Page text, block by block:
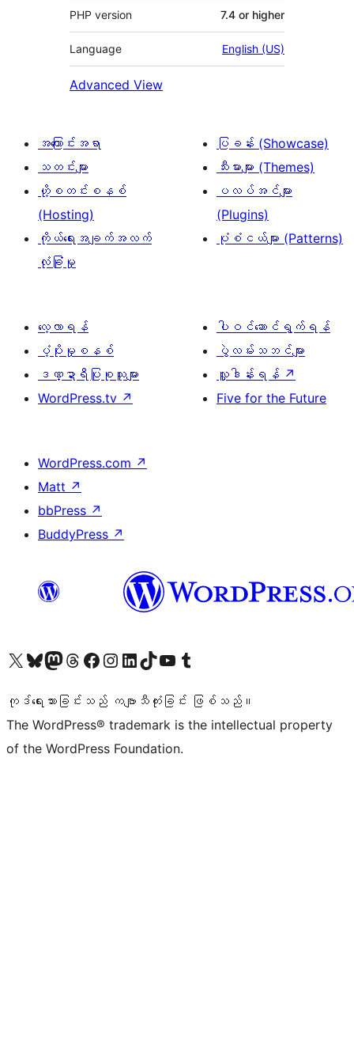
PHP version 7.4 or higher
Language English (US)
Advanced View
အကြောင်းအရာ
သတင်းများ
ဟို့စတင်းစနစ်
(Hosting)
ကိုယ်ရေးအချက်အလက်
လုံခြုံမှု
ပြခန်း (Showcase)
သီးမားများ (Themes)
ပလပ်အင်များ
(Plugins)
ပုံစံငယ်များ (Patterns)
လေ့လာရန်
ပံ့ပိုးမှုစနစ်
ဒဏ္ဍာရီပြုစုသူများ
WordPress.tv ↗
ပါဝင်ဆောင်ရွက်ရန်
ပွဲလမ်းသဘင်များ
လှူဒါန်းရန် ↗
Five for the Future
WordPress.com ↗
Matt ↗
bbPress ↗
BuddyPress ↗
ကျွန်ုပ်တို့၏ X (ယခင် Twitter) အကောင့်သို့ သွားရောက်ကြည့်ရှုပါကျွန်ုပ်တို့၏ Bluesky အကောင့်သို့ ဝင်ရောက်ကြည့်ရှုရန်
ကျွန်ုပ်တို့၏ Mastodon အကောင့်သို့ သွားရောက်ကြည့်ရှုပါကျွန်ုပ်တို့၏ Threads အကောင့်သို့ ဝင်ရောက်ကြည့်ရှုရန်
ကျွန်ုပ်တို့၏ Facebook စာမျက်နှာသို့ သွားရောက်ကြည့်ရှုပါကျွန်ုပ်တို့၏ Instagram အကောင့်သို့ သွားရောက်ကြည့်ရှုပါ ကျွန်ုပ်တို့၏ LinkedIn အကောင့်သို့ သွားရောက်ကြည့်ရှုပါကျွန်ုပ်တို့၏ TikTok အကောင့်သို့ ဝင်ရောက်ကြည့်ရှုရန်
ကျွန်ုပ်တို့၏ YouTube ချန်နယ်သို့ သွားရောက်ကြည့်ရှုပါ ကျွန်ုပ်တို့၏ Tumblr အကောင့်သို့ ဝင်ရောက်ကြည့်ရှုရန်
ကုဒ်ရေးသားခြင်းသည် ကဗျာသီကုံးခြင်း ဖြစ်သည်။
The WordPress® trademark is the intellectual property
of the WordPress Foundation.